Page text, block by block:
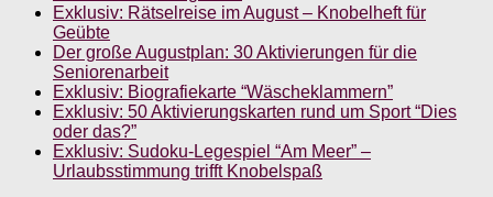
Exklusiv: Rätselreise im August – Knobelheft für
Geübte
Der große Augustplan: 30 Aktivierungen für die
Seniorenarbeit
Exklusiv: Biografiekarte “Wäscheklammern”
Exklusiv: 50 Aktivierungskarten rund um Sport “Dies
oder das?”
Exklusiv: Sudoku-Legespiel “Am Meer” –
Urlaubsstimmung trifft Knobelspaß